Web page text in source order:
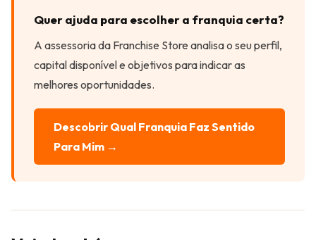
Quer ajuda para escolher a franquia certa?
A assessoria da Franchise Store analisa o seu perfil,
capital disponível e objetivos para indicar as
melhores oportunidades.
Descobrir Qual Franquia Faz Sentido
Para Mim →